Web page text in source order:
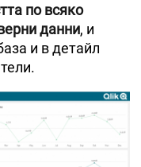
по всяко
данни, и
и в детайл